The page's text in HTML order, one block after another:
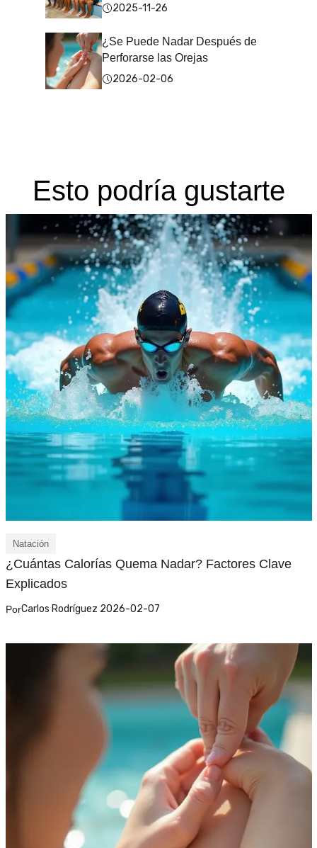
2025-11-26
¿Se Puede Nadar Después de
Perforarse las Orejas
2026-02-06
Esto podría gustarte
Natación
¿Cuántas Calorías Quema Nadar? Factores Clave
Explicados
PorCarlos Rodríguez 2026-02-07